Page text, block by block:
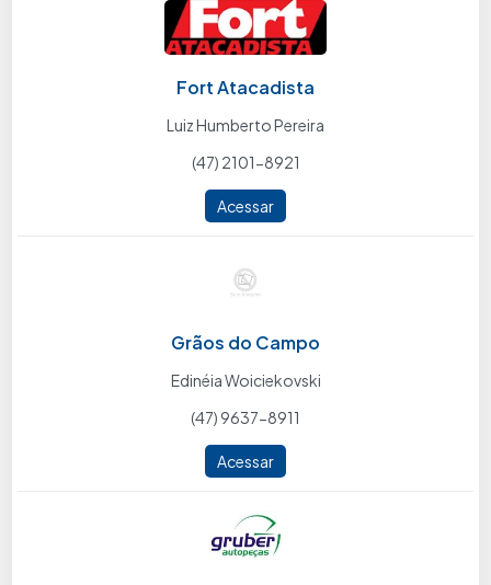
Fort Atacadista
Luiz Humberto Pereira
(47) 2101-8921
Acessar
Grãos do Campo
Edinéia Woiciekovski
(47) 9637-8911
Acessar